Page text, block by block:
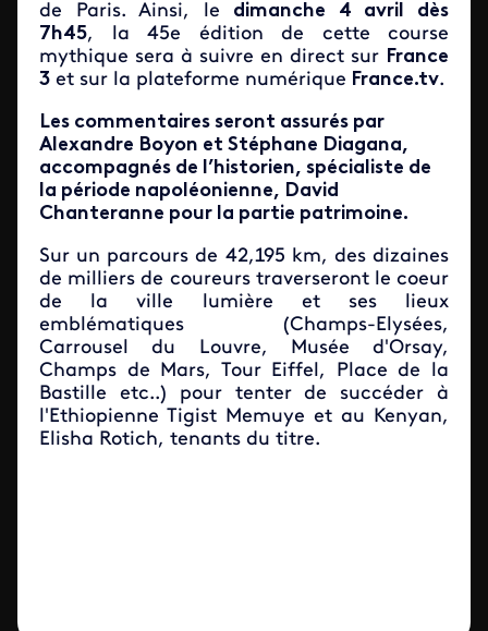
de Paris. Ainsi, le dimanche 4 avril dès
7h45, la 45e édition de cette course
mythique sera à suivre en direct sur France
3 et sur la plateforme numérique France.tv.
Les commentaires seront assurés par
Alexandre Boyon et Stéphane Diagana,
accompagnés de l’historien, spécialiste de
la période napoléonienne, David
Chanteranne pour la partie patrimoine.
Sur un parcours de 42,195 km, des dizaines
de milliers de coureurs traverseront le coeur
de la ville lumière et ses lieux
emblématiques (Champs-Elysées,
Carrousel du Louvre, Musée d'Orsay,
Champs de Mars, Tour Eiffel, Place de la
Bastille etc..) pour tenter de succéder à
l'Ethiopienne Tigist Memuye et au Kenyan,
Elisha Rotich, tenants du titre.